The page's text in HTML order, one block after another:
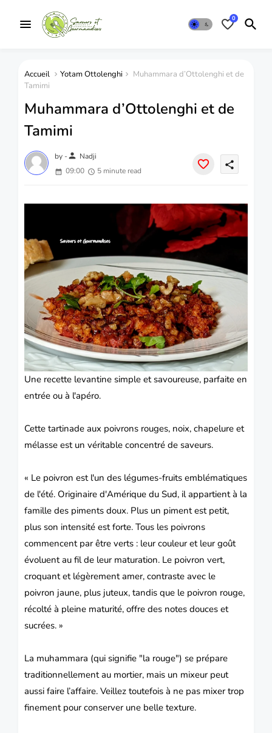
0
Accueil Yotam Ottolenghi
Muhammara d’Ottolenghi et de
Tamimi
Muhammara d’Ottolenghi et de
Tamimi
by -person Nadji
09:00
5 minute read
share
Une recette levantine simple et savoureuse, parfaite en
entrée ou à l'apéro.
Cette tartinade aux poivrons rouges, noix, chapelure et
mélasse est un véritable concentré de saveurs.
« Le poivron est l'un des légumes-fruits emblématiques
de l'été. Originaire d'Amérique du Sud, il appartient à la
famille des piments doux. Plus un piment est petit,
plus son intensité est forte. Tous les poivrons
commencent par être verts : leur couleur et leur goût
évoluent au fil de leur maturation. Le poivron vert,
croquant et légèrement amer, contraste avec le
poivron jaune, plus juteux, tandis que le poivron rouge,
récolté à pleine maturité, offre des notes douces et
sucrées. »
La muhammara (qui signifie "la rouge") se prépare
traditionnellement au mortier, mais un mixeur peut
aussi faire l’affaire. Veillez toutefois à ne pas mixer trop
finement pour conserver une belle texture.